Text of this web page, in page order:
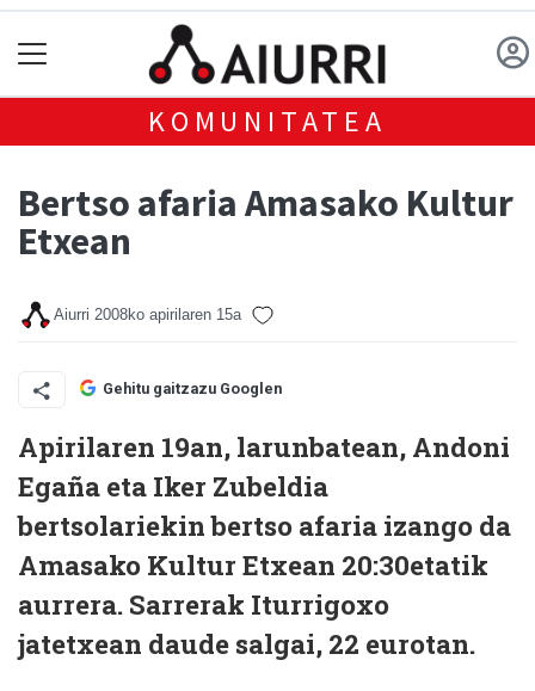
KOMUNITATEA
Bertso afaria Amasako Kultur
Etxean
Aiurri 2008ko apirilaren 15a
Gehitu gaitzazu Googlen
Apirilaren 19an, larunbatean, Andoni
Egaña eta Iker Zubeldia
bertsolariekin bertso afaria izango da
Amasako Kultur Etxean 20:30etatik
aurrera. Sarrerak Iturrigoxo
jatetxean daude salgai, 22 eurotan.